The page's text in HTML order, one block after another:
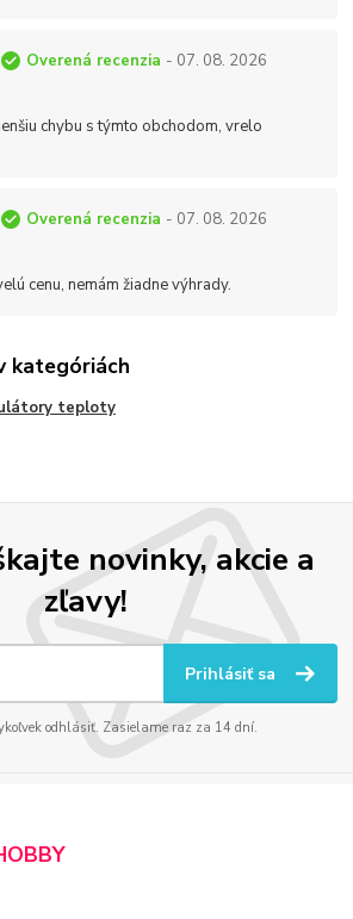
Overená recenzia - 07. 08. 2026
chybu s týmto obchodom, vrelo
Overená recenzia - 07. 08. 2026
cenu, nemám žiadne výhrady.
kategóriách
teploty
novinky, akcie a
zľavy!
Prihlásiť sa
odhlásiť. Zasielame raz za 14 dní.